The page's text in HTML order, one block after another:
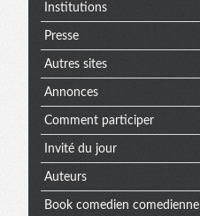
Institutions
Presse
Autres sites
Annonces
Comment participer
Invité du jour
Auteurs
Book comedien comedienne